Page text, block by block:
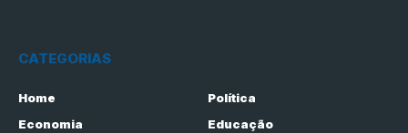
CATEGORIAS
Home
Política
Economia
Educação